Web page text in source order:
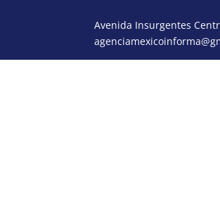
Avenida Insurgentes